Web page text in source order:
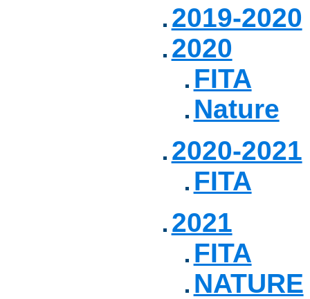
2019-2020
2020
FITA
Nature
2020-2021
FITA
2021
FITA
NATURE